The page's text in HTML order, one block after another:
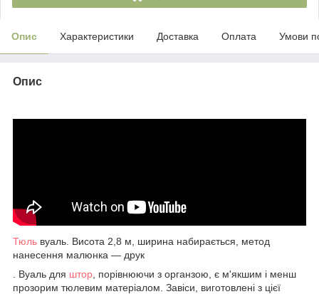
Опис Характеристики Доставка Оплата Умови
Опис
Тюль вуаль. Висота 2,8 м, ширина набирається, метод
нанесення малюнка — друк
. Вуаль для штор , порівнюючи з органзою, є м'якшим і менш
прозорим тюлевим матеріалом. Завіси, виготовлені з цієї